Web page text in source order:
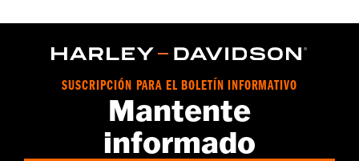
vinRequerido:false
SUSCRIPCIÓN PARA EL BOLETÍN INFORMATIVO
Mantente
informado